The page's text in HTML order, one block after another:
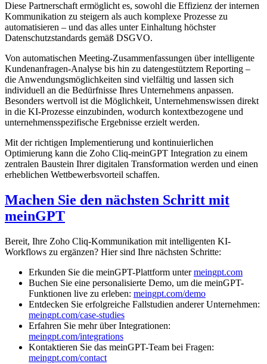
Diese Partnerschaft ermöglicht es, sowohl die Effizienz der internen
Kommunikation zu steigern als auch komplexe Prozesse zu
automatisieren – und das alles unter Einhaltung höchster
Datenschutzstandards gemäß DSGVO.
Von automatischen Meeting-Zusammenfassungen über intelligente
Kundenanfragen-Analyse bis hin zu datengestütztem Reporting –
die Anwendungsmöglichkeiten sind vielfältig und lassen sich
individuell an die Bedürfnisse Ihres Unternehmens anpassen.
Besonders wertvoll ist die Möglichkeit, Unternehmenswissen direkt
in die KI-Prozesse einzubinden, wodurch kontextbezogene und
unternehmensspezifische Ergebnisse erzielt werden.
Mit der richtigen Implementierung und kontinuierlichen
Optimierung kann die Zoho Cliq-meinGPT Integration zu einem
zentralen Baustein Ihrer digitalen Transformation werden und einen
erheblichen Wettbewerbsvorteil schaffen.
Machen Sie den nächsten Schritt mit
meinGPT
Bereit, Ihre Zoho Cliq-Kommunikation mit intelligenten KI-
Workflows zu ergänzen? Hier sind Ihre nächsten Schritte:
Erkunden Sie die meinGPT-Plattform untermeingpt.com
Buchen Sie eine personalisierte Demo, um die meinGPT-
Funktionen live zu erleben: meingpt.com/demo
Entdecken Sie erfolgreiche Fallstudien anderer Unternehmen:
meingpt.com/case-studies
Erfahren Sie mehr über Integrationen:
meingpt.com/integrations
Kontaktieren Sie das meinGPT-Team bei Fragen:
meingpt.com/contact